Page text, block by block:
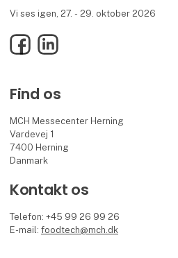
Vi ses igen, 27. - 29. oktober 2026
FacebookLinkedIn
Find os
MCH Messecenter Herning
Vardevej 1
7400 Herning
Danmark
Kontakt os
Telefon: +45 99 26 99 26
E-mail:foodtech@mch.dk